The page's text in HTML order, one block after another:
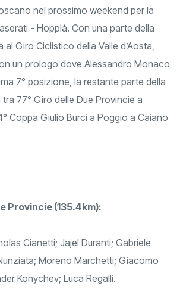
nel prossimo weekend per la
- Hopplà. Con una parte della
Giro Ciclistico della Valle d’Aosta,
un prologo dove Alessandro Monaco
7° posizione, la restante parte della
77° Giro delle Due Provincie a
Coppa Giulio Burci a Poggio a Caiano
Provincie (135.4km):
Cianetti; Jajel Duranti; Gabriele
Moreno Marchetti; Giacomo
Konychev; Luca Regalli.